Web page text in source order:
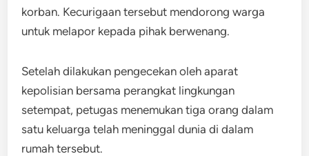
korban. Kecurigaan tersebut mendorong warga
untuk melapor kepada pihak berwenang.
Setelah dilakukan pengecekan oleh aparat
kepolisian bersama perangkat lingkungan
setempat, petugas menemukan tiga orang dalam
satu keluarga telah meninggal dunia di dalam
rumah tersebut.